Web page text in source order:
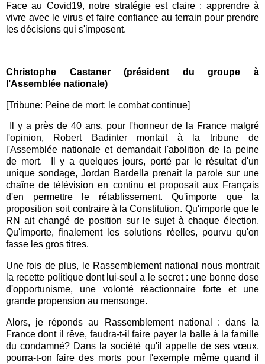
Face au Covid19, notre stratégie est claire : apprendre à
vivre avec le virus et faire confiance au terrain pour prendre
les décisions qui s'imposent.
Christophe Castaner(président du groupe à
l’Assemblée nationale)
[Tribune: Peine de mort: le combat continue]
Il y a près de 40 ans, pour l'honneur de la France malgré
l'opinion, Robert Badinter montait à la tribune de
l'Assemblée nationale et demandait l'abolition de la peine
de mort. Il y a quelques jours, porté par le résultat d'un
unique sondage, Jordan Bardella prenait la parole sur une
chaîne de télévision en continu et proposait aux Français
d'en permettre le rétablissement. Qu'importe que la
proposition soit contraire à la Constitution. Qu'importe que le
RN ait changé de position sur le sujet à chaque élection.
Qu'importe, finalement les solutions réelles, pourvu qu'on
fasse les gros titres.
Une fois de plus, le Rassemblement national nous montrait
la recette politique dont lui-seul a le secret : une bonne dose
d'opportunisme, une volonté réactionnaire forte et une
grande propension au mensonge.
Alors, je réponds au Rassemblement national : dans la
France dont il rêve, faudra-t-il faire payer la balle à la famille
du condamné? Dans la société qu'il appelle de ses vœux,
pourra-t-on faire des morts pour l'exemple même quand il